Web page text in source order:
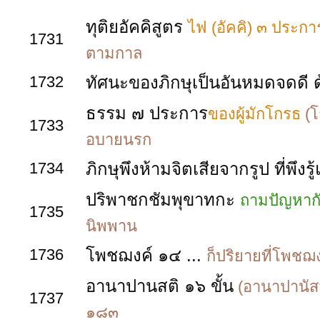
1731
ทุติยอัคคิสูตรไฟ (อัคคิ) ๓ ประกา
ตามกาล
1732
ทัศนะของภิกษุเป็นอันหมดจดดี
1733
ธรรม ๗ ประการของผู้มักโกรธ (
อบายนรก
1734
ภิกษุพึงห้ามจิตเสียจากรูป ที่พึง
1735
ปริพาชกชัมพุขาทกะ ถามปัญหา
นิพพาน
1736
โพชฌงค์ ๑๔ ... ก็ปริยายที่โพชฌ
1737
อานาปานสติ ๑๖ ขั้น (อานาปานั
๑๘๓